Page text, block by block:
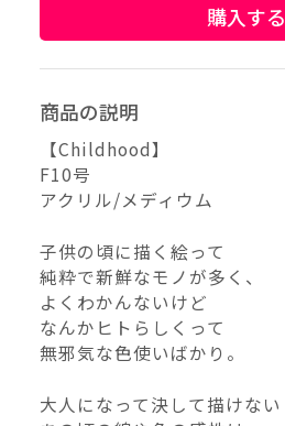
価格（指定）
サイズ（mm）
縦
幅
購入する
商品の説明
【Childhood】
F10号
アクリル/メディウム
子供の頃に描く絵って
純粋で新鮮なモノが多く、
よくわかんないけど
なんかヒトらしくって
無邪気な色使いばかり。
大人になって決して描けない